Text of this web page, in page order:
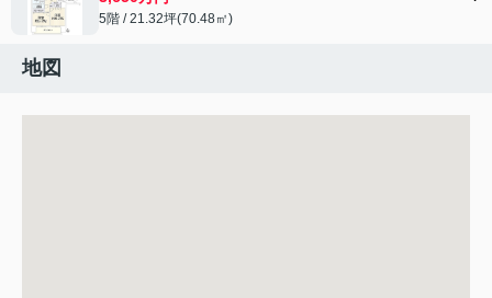
5階 / 21.32坪(70.48㎡)
地図